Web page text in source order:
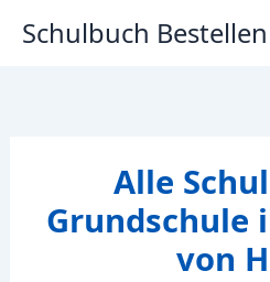
InhaltSchulbuch Bestellen
Alle
Grundschule
von